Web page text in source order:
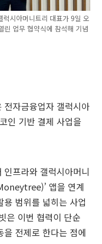
시아머니트리 대표가 9일 오
린 업무 협약식에 참석해 기념
전자금융업자 갤럭시아
인 기반 결제 사업을
프라와 갤럭시아머니
앱을 연계
범위를 넓히는 사업
은 이번 협력이 단순
전제로 한다는 점에